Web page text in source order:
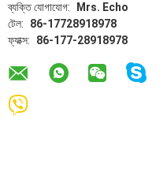
ব্যক্তি যোগাযোগ:
Mrs. Echo
টেল:
86-17728918978
ফ্যাক্স:
86-177-28918978